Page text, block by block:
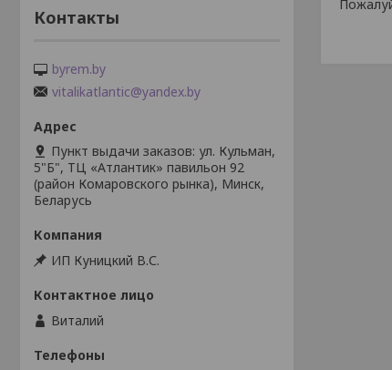
Контакты
byrem.by
vitalikatlantic@yandex.by
Пункт выдачи заказов: ул. Кульман,
5"Б", ТЦ «Атлантик» павильон 92
(район Комаровского рынка), Минск,
Беларусь
ИП Куницкий В.С.
Виталий